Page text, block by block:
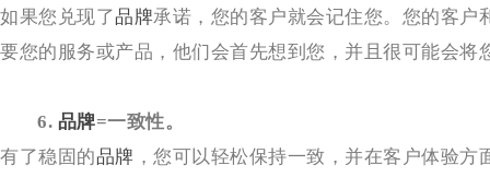
如果您兑现了品牌承诺，您的客户就会记住您。您的客
要您的服务或产品，他们会首先想到您，并且很可能会将
6. 品牌=一致性。
有了稳固的品牌 ，您可以轻松保持一致，并在客户体验